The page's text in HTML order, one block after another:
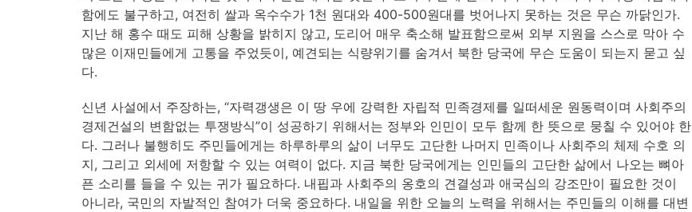
함에도 불구하고, 여전히 쌀과 옥수수가 1천 원대와 400-500원대를 벗어나지 못하는 것은 무슨 까닭인가.
지난 해 홍수 때도 피해 상황을 밝히지 않고, 도리어 매우 축소해 발표함으로써 외부 지원을 스스로 막아 수
많은 이재민들에게 고통을 주었듯이, 예견되는 식량위기를 숨겨서 북한 당국에 무슨 도움이 되는지 묻고 싶
다.
신년 사설에서 주장하는, “자력갱생은 이 땅 우에 강력한 자립적 민족경제를 일떠세운 원동력이며 사회주의
경제건설의 변함없는 투쟁방식”이 성공하기 위해서는 정부와 인민이 모두 함께 한 뜻으로 뭉칠 수 있어야 한
다. 그러나 불행히도 주민들에게는 하루하루의 삶이 너무도 고단한 나머지 민족이나 사회주의 체제 수호 의
지, 그리고 외세에 저항할 수 있는 여력이 없다. 지금 북한 당국에게는 인민들의 고단한 삶에서 나오는 뼈아
픈 소리를 들을 수 있는 귀가 필요하다. 내핍과 사회주의 옹호의 견결성과 애국심의 강조만이 필요한 것이
아니라, 국민의 자발적인 참여가 더욱 중요하다. 내일을 위한 오늘의 노력을 위해서는 주민들의 이해를 대변